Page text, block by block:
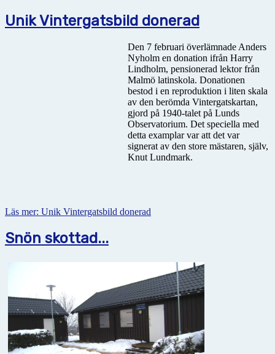
Unik Vintergatsbild donerad
Den 7 februari överlämnade Anders
Nyholm en donation ifrån Harry
Lindholm, pensionerad lektor från
Malmö latinskola. Donationen
bestod i en reproduktion i liten skala
av den berömda Vintergatskartan,
gjord på 1940-talet på Lunds
Observatorium. Det speciella med
detta examplar var att det var
signerat av den store mästaren, själv,
Knut Lundmark.
Läs mer: Unik Vintergatsbild donerad
Snön skottad...